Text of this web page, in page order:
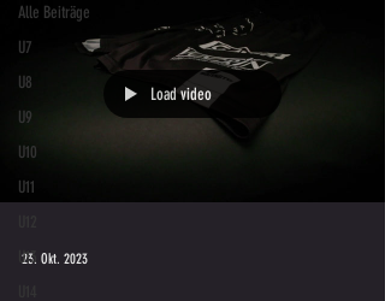
Alle Beiträge
U7
U8
U9
U10
U11
U13
Load video
23. Okt. 2023